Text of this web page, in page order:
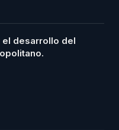
desarrollo del